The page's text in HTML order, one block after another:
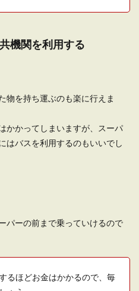
れに見せるコツ
買えない…という学生も多いのではな
か...
子供...
機関を利用する
物を持ち運ぶのも楽に行えま
かかってしまいますが、スーパ
はバスを利用するのもいいでし
パーの前まで乗っていけるので
るほどお金はかかるので、毎